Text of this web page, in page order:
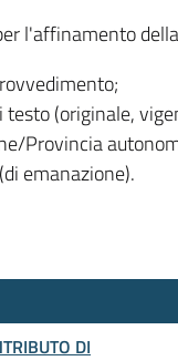
l'affinamento
testo (originale,
Provincia
emanazione).
DI